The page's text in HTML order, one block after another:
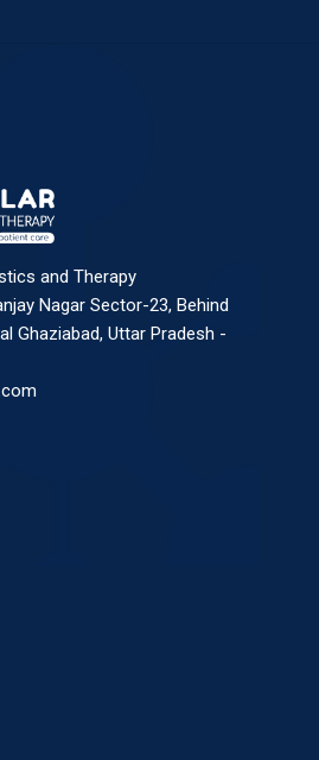
and Therapy
Nagar Sector-23, Behind
Ghaziabad, Uttar Pradesh -